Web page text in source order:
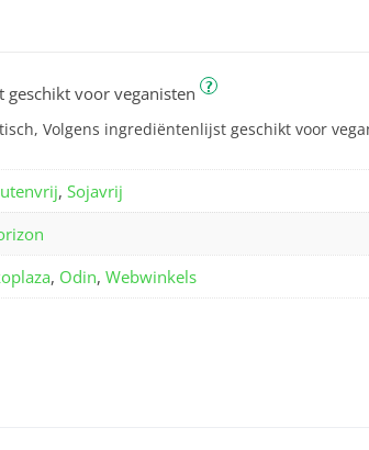
voor veganisten ?
Volgens ingrediëntenlijst geschikt voor
, Sojavrij
, Odin, Webwinkels